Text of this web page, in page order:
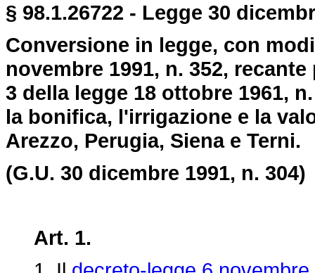
§ 98.1.26722 - Legge 30
Conversione in legge, con
novembre 1991, n. 352,
3 della legge 18 ottobre 1961,
la bonifica, l'irrigazione e la
Arezzo, Perugia, Siena e Terni.
(G.U. 30 dicembre 1991, n. 304)
Art. 1.